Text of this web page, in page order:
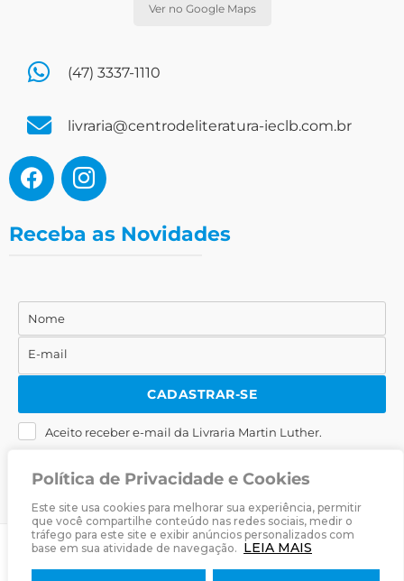
Política de Privacidade e Cookies
Este site usa cookies para melhorar sua experiência, permitir
que você compartilhe conteúdo nas redes sociais, medir o
tráfego para este site e exibir anúncios personalizados com
base em sua atividade de navegação. LEIA MAIS
Ver no Google Maps
(47) 3337-1110
livraria@centrodeliteratura-ieclb.com.br
Receba as Novidades
Nome
Nome
E-
mail
E-mail
CADASTRAR-SE
Aceito receber e-mail da Livraria Martin Luther.
Livraria Martin Luther· Desenvolvido porZwei Arts